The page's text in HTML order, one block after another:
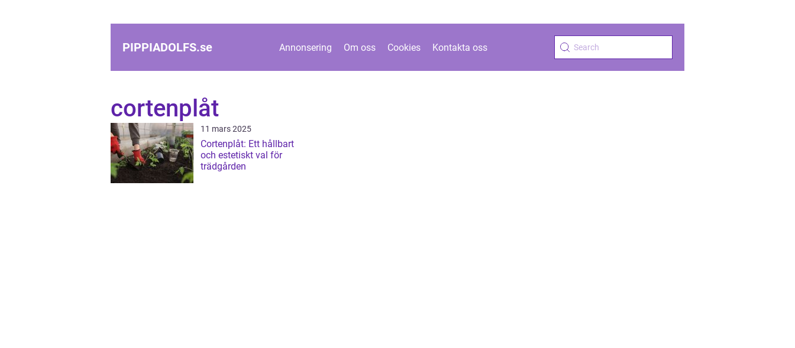
PIPPIADOLFS.se Annonsering Om oss Cookies Kontakta oss
cortenplåt
11 mars 2025
Cortenplåt: Ett hållbart
och estetiskt val för
trädgården